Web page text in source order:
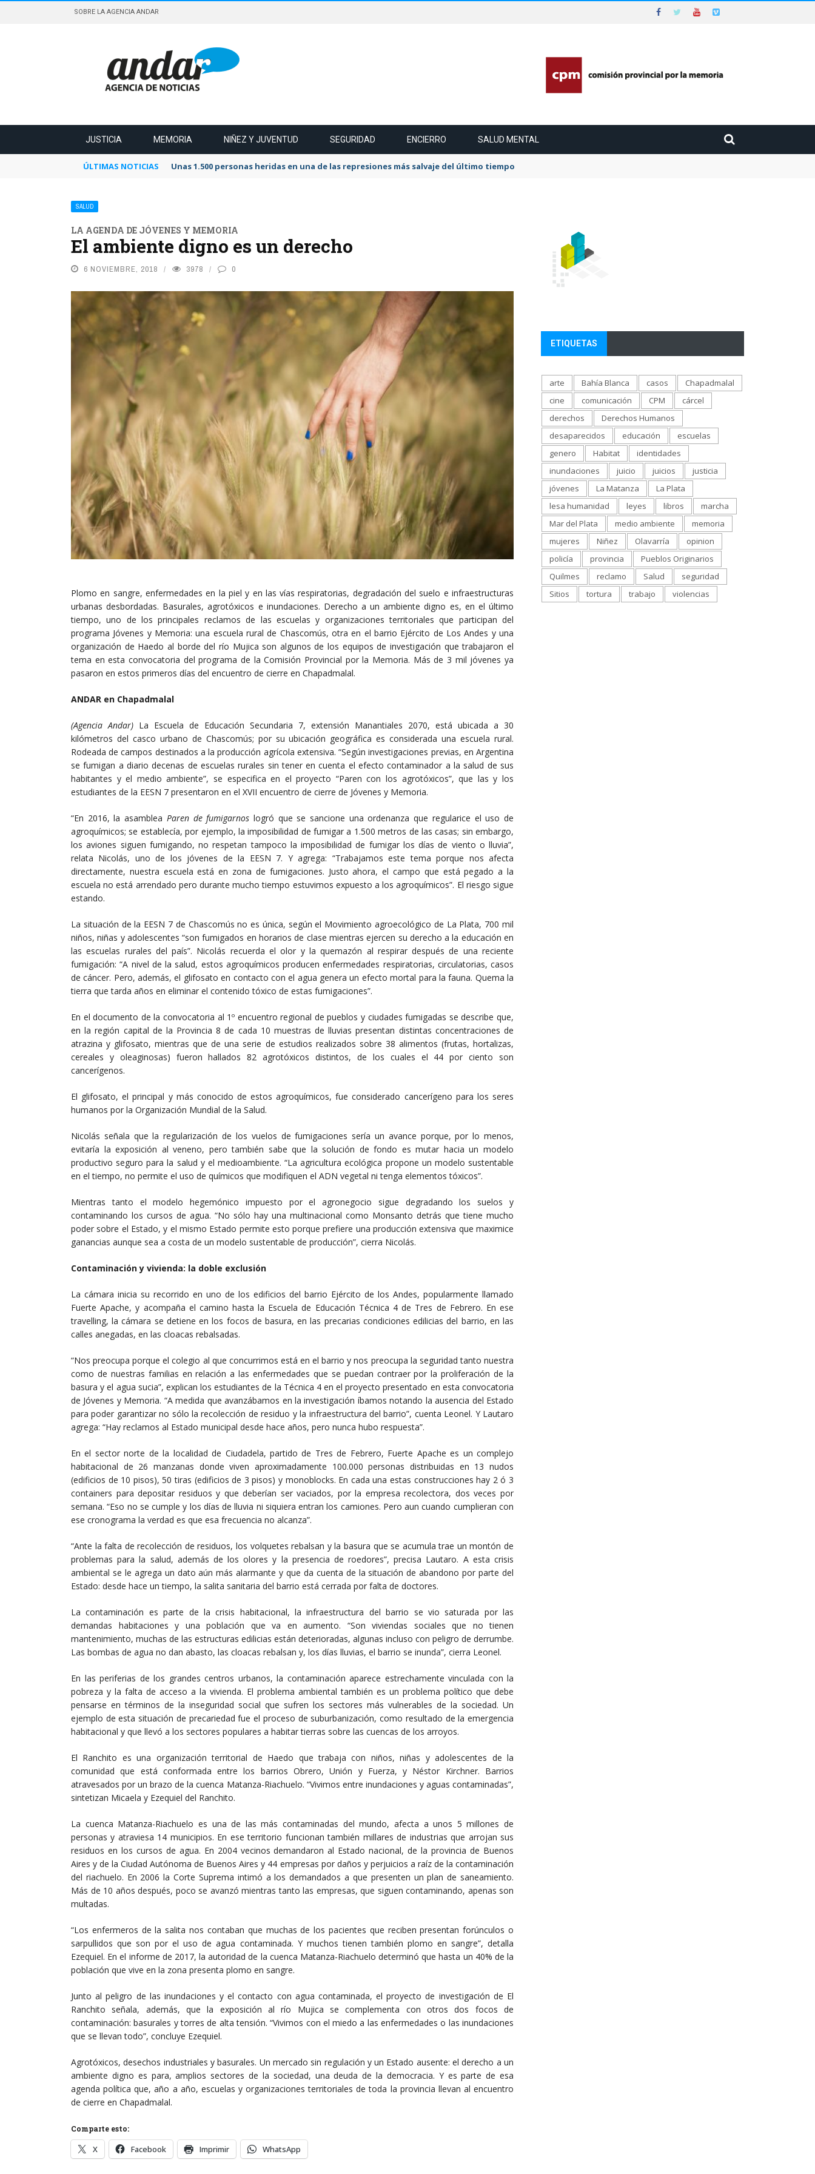
SOBRE LA AGENCIA ANDAR
JUSTICIA MEMORIA NIÑEZ Y JUVENTUD SEGURIDAD ENCIERRO SALUD MENTAL
ÚLTIMAS NOTICIAS Unas 1.500 personas heridas en una de las represiones más salvaje del último tiempo
SALUD
LA AGENDA DE JÓVENES Y MEMORIA
El ambiente digno es un derecho
6 NOVIEMBRE, 2018 3978 0
Plomo en sangre, enfermedades en la piel y en las vías respiratorias, degradación del suelo e infraestructuras
urbanas desbordadas. Basurales, agrotóxicos e inundaciones. Derecho a un ambiente digno es, en el último
tiempo, uno de los principales reclamos de las escuelas y organizaciones territoriales que participan del
programa Jóvenes y Memoria: una escuela rural de Chascomús, otra en el barrio Ejército de Los Andes y una
organización de Haedo al borde del río Mujica son algunos de los equipos de investigación que trabajaron el
tema en esta convocatoria del programa de la Comisión Provincial por la Memoria. Más de 3 mil jóvenes ya
pasaron en estos primeros días del encuentro de cierre en Chapadmalal.
ANDAR en Chapadmalal
(Agencia Andar) La Escuela de Educación Secundaria 7, extensión Manantiales 2070, está ubicada a 30
kilómetros del casco urbano de Chascomús; por su ubicación geográfica es considerada una escuela rural.
Rodeada de campos destinados a la producción agrícola extensiva. “Según investigaciones previas, en Argentina
se fumigan a diario decenas de escuelas rurales sin tener en cuenta el efecto contaminador a la salud de sus
habitantes y el medio ambiente”, se especifica en el proyecto “Paren con los agrotóxicos”, que las y los
estudiantes de la EESN 7 presentaron en el XVII encuentro de cierre de Jóvenes y Memoria.
“En 2016, la asamblea Paren de fumigarnos logró que se sancione una ordenanza que regularice el uso de
agroquímicos; se establecía, por ejemplo, la imposibilidad de fumigar a 1.500 metros de las casas; sin embargo,
los aviones siguen fumigando, no respetan tampoco la imposibilidad de fumigar los días de viento o lluvia”,
relata Nicolás, uno de los jóvenes de la EESN 7. Y agrega: “Trabajamos este tema porque nos afecta
directamente, nuestra escuela está en zona de fumigaciones. Justo ahora, el campo que está pegado a la
escuela no está arrendado pero durante mucho tiempo estuvimos expuesto a los agroquímicos”. El riesgo sigue
estando.
La situación de la EESN 7 de Chascomús no es única, según el Movimiento agroecológico de La Plata, 700 mil
niños, niñas y adolescentes “son fumigados en horarios de clase mientras ejercen su derecho a la educación en
las escuelas rurales del país”. Nicolás recuerda el olor y la quemazón al respirar después de una reciente
fumigación: “A nivel de la salud, estos agroquímicos producen enfermedades respiratorias, circulatorias, casos
de cáncer. Pero, además, el glifosato en contacto con el agua genera un efecto mortal para la fauna. Quema la
tierra que tarda años en eliminar el contenido tóxico de estas fumigaciones”.
En el documento de la convocatoria al 1º encuentro regional de pueblos y ciudades fumigadas se describe que,
en la región capital de la Provincia 8 de cada 10 muestras de lluvias presentan distintas concentraciones de
atrazina y glifosato, mientras que de una serie de estudios realizados sobre 38 alimentos (frutas, hortalizas,
cereales y oleaginosas) fueron hallados 82 agrotóxicos distintos, de los cuales el 44 por ciento son
cancerígenos.
El glifosato, el principal y más conocido de estos agroquímicos, fue considerado cancerígeno para los seres
humanos por la Organización Mundial de la Salud.
Nicolás señala que la regularización de los vuelos de fumigaciones sería un avance porque, por lo menos,
evitaría la exposición al veneno, pero también sabe que la solución de fondo es mutar hacia un modelo
productivo seguro para la salud y el medioambiente. “La agricultura ecológica propone un modelo sustentable
en el tiempo, no permite el uso de químicos que modifiquen el ADN vegetal ni tenga elementos tóxicos”.
Mientras tanto el modelo hegemónico impuesto por el agronegocio sigue degradando los suelos y
contaminando los cursos de agua. “No sólo hay una multinacional como Monsanto detrás que tiene mucho
poder sobre el Estado, y el mismo Estado permite esto porque prefiere una producción extensiva que maximice
ganancias aunque sea a costa de un modelo sustentable de producción”, cierra Nicolás.
Contaminación y vivienda: la doble exclusión
La cámara inicia su recorrido en uno de los edificios del barrio Ejército de los Andes, popularmente llamado
Fuerte Apache, y acompaña el camino hasta la Escuela de Educación Técnica 4 de Tres de Febrero. En ese
travelling, la cámara se detiene en los focos de basura, en las precarias condiciones edilicias del barrio, en las
calles anegadas, en las cloacas rebalsadas.
“Nos preocupa porque el colegio al que concurrimos está en el barrio y nos preocupa la seguridad tanto nuestra
como de nuestras familias en relación a las enfermedades que se puedan contraer por la proliferación de la
basura y el agua sucia”, explican los estudiantes de la Técnica 4 en el proyecto presentado en esta convocatoria
de Jóvenes y Memoria. “A medida que avanzábamos en la investigación íbamos notando la ausencia del Estado
para poder garantizar no sólo la recolección de residuo y la infraestructura del barrio”, cuenta Leonel. Y Lautaro
agrega: “Hay reclamos al Estado municipal desde hace años, pero nunca hubo respuesta”.
En el sector norte de la localidad de Ciudadela, partido de Tres de Febrero, Fuerte Apache es un complejo
habitacional de 26 manzanas donde viven aproximadamente 100.000 personas distribuidas en 13 nudos
(edificios de 10 pisos), 50 tiras (edificios de 3 pisos) y monoblocks. En cada una estas construcciones hay 2 ó 3
containers para depositar residuos y que deberían ser vaciados, por la empresa recolectora, dos veces por
semana. “Eso no se cumple y los días de lluvia ni siquiera entran los camiones. Pero aun cuando cumplieran con
ese cronograma la verdad es que esa frecuencia no alcanza”.
“Ante la falta de recolección de residuos, los volquetes rebalsan y la basura que se acumula trae un montón de
problemas para la salud, además de los olores y la presencia de roedores”, precisa Lautaro. A esta crisis
ambiental se le agrega un dato aún más alarmante y que da cuenta de la situación de abandono por parte del
Estado: desde hace un tiempo, la salita sanitaria del barrio está cerrada por falta de doctores.
La contaminación es parte de la crisis habitacional, la infraestructura del barrio se vio saturada por las
demandas habitaciones y una población que va en aumento. “Son viviendas sociales que no tienen
mantenimiento, muchas de las estructuras edilicias están deterioradas, algunas incluso con peligro de derrumbe.
Las bombas de agua no dan abasto, las cloacas rebalsan y, los días lluvias, el barrio se inunda”, cierra Leonel.
En las periferias de los grandes centros urbanos, la contaminación aparece estrechamente vinculada con la
pobreza y la falta de acceso a la vivienda. El problema ambiental también es un problema político que debe
pensarse en términos de la inseguridad social que sufren los sectores más vulnerables de la sociedad. Un
ejemplo de esta situación de precariedad fue el proceso de suburbanización, como resultado de la emergencia
habitacional y que llevó a los sectores populares a habitar tierras sobre las cuencas de los arroyos.
El Ranchito es una organización territorial de Haedo que trabaja con niños, niñas y adolescentes de la
comunidad que está conformada entre los barrios Obrero, Unión y Fuerza, y Néstor Kirchner. Barrios
atravesados por un brazo de la cuenca Matanza-Riachuelo. “Vivimos entre inundaciones y aguas contaminadas”,
sintetizan Micaela y Ezequiel del Ranchito.
La cuenca Matanza-Riachuelo es una de las más contaminadas del mundo, afecta a unos 5 millones de
personas y atraviesa 14 municipios. En ese territorio funcionan también millares de industrias que arrojan sus
residuos en los cursos de agua. En 2004 vecinos demandaron al Estado nacional, de la provincia de Buenos
Aires y de la Ciudad Autónoma de Buenos Aires y 44 empresas por daños y perjuicios a raíz de la contaminación
del riachuelo. En 2006 la Corte Suprema intimó a los demandados a que presenten un plan de saneamiento.
Más de 10 años después, poco se avanzó mientras tanto las empresas, que siguen contaminando, apenas son
multadas.
“Los enfermeros de la salita nos contaban que muchas de los pacientes que reciben presentan forúnculos o
sarpullidos que son por el uso de agua contaminada. Y muchos tienen también plomo en sangre”, detalla
Ezequiel. En el informe de 2017, la autoridad de la cuenca Matanza-Riachuelo determinó que hasta un 40% de la
población que vive en la zona presenta plomo en sangre.
Junto al peligro de las inundaciones y el contacto con agua contaminada, el proyecto de investigación de El
Ranchito señala, además, que la exposición al río Mujica se complementa con otros dos focos de
contaminación: basurales y torres de alta tensión. “Vivimos con el miedo a las enfermedades o las inundaciones
que se llevan todo”, concluye Ezequiel.
Agrotóxicos, desechos industriales y basurales. Un mercado sin regulación y un Estado ausente: el derecho a un
ambiente digno es para, amplios sectores de la sociedad, una deuda de la democracia. Y es parte de esa
agenda política que, año a año, escuelas y organizaciones territoriales de toda la provincia llevan al encuentro
de cierre en Chapadmalal.
Comparte esto:
X Facebook Imprimir WhatsApp
ETIQUETAS
arte Bahía Blanca casos
Chapadmalal
cine
comunicación CPM
cárcel
derechos
Derechos Humanos
desaparecidos
educación
escuelas
genero
Habitat
identidades
inundaciones
juicio juicios
justicia
jóvenes
La Matanza
La Plata
lesa humanidad
leyes libros
marcha
Mar del Plata
medio ambiente
memoria
mujeres
Niñez Olavarría
opinion
policía
provincia
Pueblos Originarios
Quilmes
reclamo Salud
seguridad
Sitios
tortura trabajo violencias